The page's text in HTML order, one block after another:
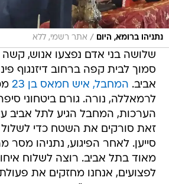
נתניהו ברומא, היום / אתר רשמי, ללא
שלושה בני אדם נפצעו אנוש, קשה
סמוך לבית קפה ברחוב דיזנגוף
אביב. המחבל, איש חמאס בן 23
לרמאללה, נורה. גורם ביטחוני
הערכות, המחבל הגיע לתל אביב
זאת סורקים את השטח כדי
סייען. לאחר הפיגוע, נתניהו מסר
מאוד בתל אביב. רוצה לשלוח
לפצועים, אנחנו מחזקים את